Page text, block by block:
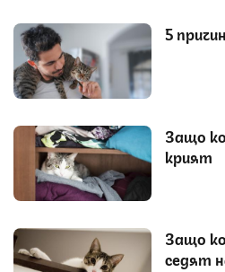
5
Защо
крият
Защо
седят